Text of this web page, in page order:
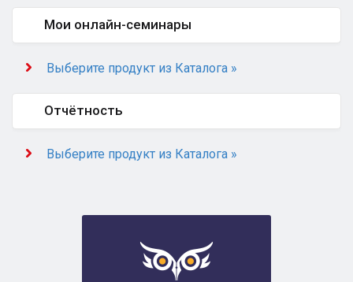
Мои онлайн-семинары
Выберите продукт из Каталога »
Отчётность
Выберите продукт из Каталога »